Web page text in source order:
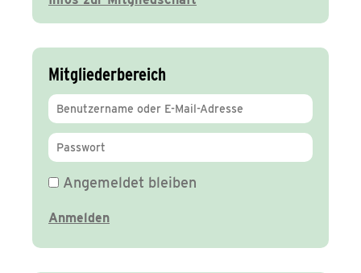
Mitgliederbereich
Angemeldet bleiben